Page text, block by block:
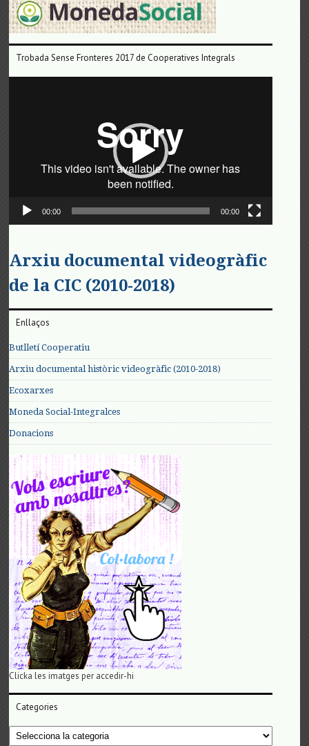
Trobada Sense Fronteres 2017 de Cooperatives Integrals
00:00 00:00
Arxiu documental videogràfic
de la CIC (2010-2018)
Enllaços
Butlletí Cooperatiu
Arxiu documental històric videogràfic (2010-2018)
Ecoxarxes
Moneda Social-Integralces
Donacions
Clicka les imatges per accedir-hi
Categories
Categories